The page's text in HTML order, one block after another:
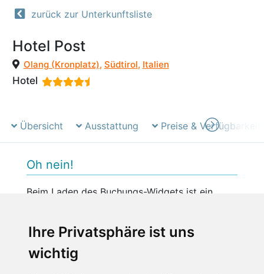
Ihre Privatsphäre ist uns
wichtig
zurück zur Unterkunftsliste
Hotel Post
Olang (Kronplatz), Südtirol, Italien
Hotel
Übersicht Ausstattung Preise & Verfügbarkeit
Oh nein!
Beim Laden des Buchungs-Widgets ist ein